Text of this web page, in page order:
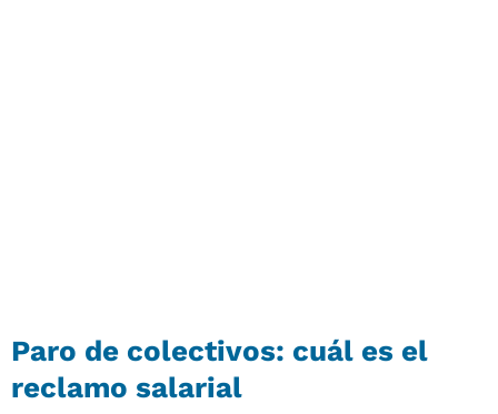
Paro de colectivos: cuál es el
reclamo salarial